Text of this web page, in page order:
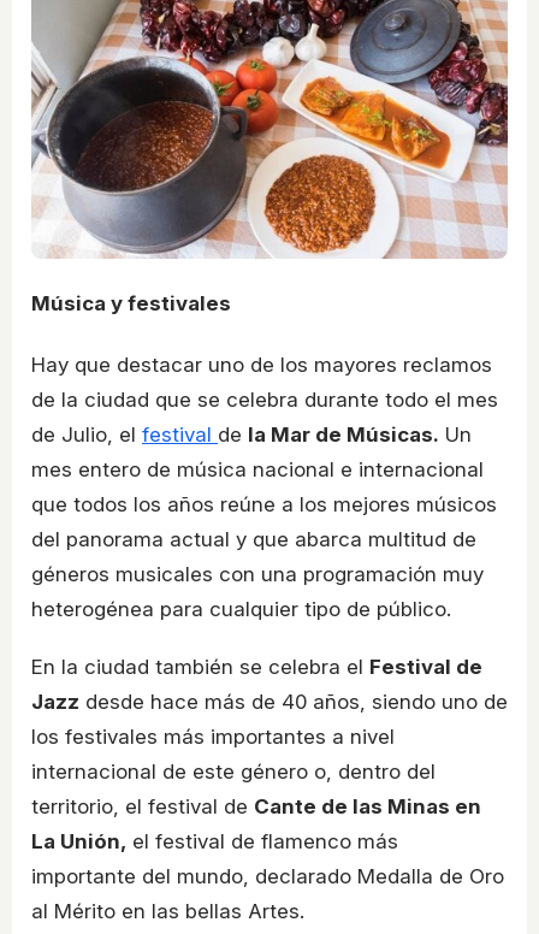
Música y festivales
Hay que destacar uno de los mayores reclamos
de la ciudad que se celebra durante todo el mes
de Julio, el festival de la Mar de Músicas. Un
mes entero de música nacional e internacional
que todos los años reúne a los mejores músicos
del panorama actual y que abarca multitud de
géneros musicales con una programación muy
heterogénea para cualquier tipo de público.
En la ciudad también se celebra el Festival de
Jazz desde hace más de 40 años, siendo uno de
los festivales más importantes a nivel
internacional de este género o, dentro del
territorio, el festival de Cante de las Minas en
La Unión, el festival de flamenco más
importante del mundo, declarado Medalla de Oro
al Mérito en las bellas Artes.